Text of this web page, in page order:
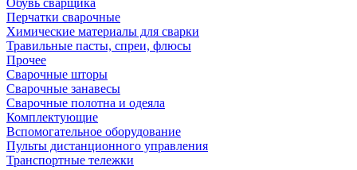
Обувь сварщика
Перчатки сварочные
Химические материалы для сварки
Травильные пасты, спреи, флюсы
Прочее
Сварочные шторы
Сварочные занавесы
Сварочные полотна и одеяла
Комплектующие
Вспомогательное оборудование
Пульты дистанционного управления
Транспортные тележки